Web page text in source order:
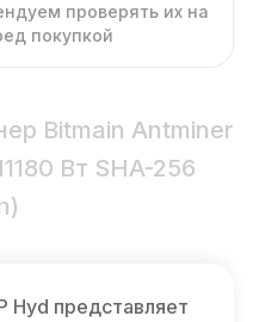
проверять их на
покупкой
Bitmain Antminer
Вт SHA-256
Hyd представляет